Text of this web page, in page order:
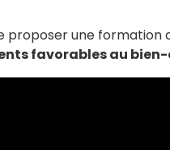
proposer une formation
favorables au